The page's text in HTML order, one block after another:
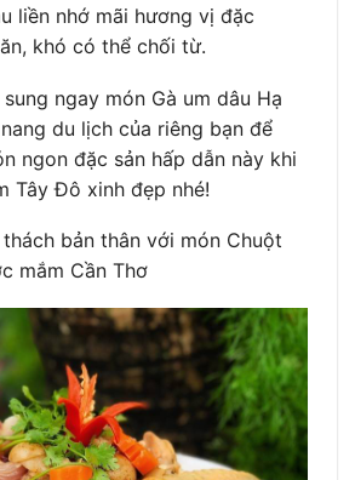
liền nhớ mãi hương vị đặc
khó có thể chối từ.
ngay món Gà um dâu Hạ
du lịch của riêng bạn để
ngon đặc sản hấp dẫn này khi
Tây Đô xinh đẹp nhé!
bản thân với món Chuột
mắm Cần Thơ